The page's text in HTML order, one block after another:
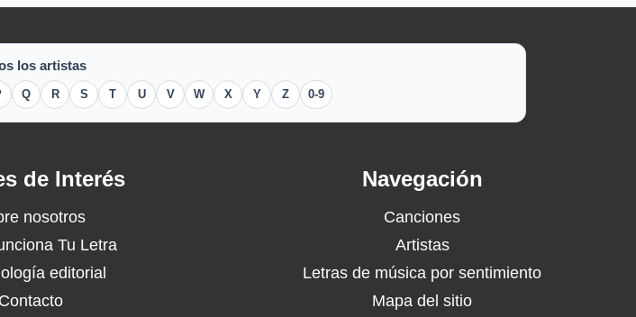
los artistas
Q R S T U V W X Y Z 0-9
de Interés
nosotros
Tu Letra
editorial
Contacto
Navegación
Canciones
Artistas
Letras de música por sentimiento
Mapa del sitio